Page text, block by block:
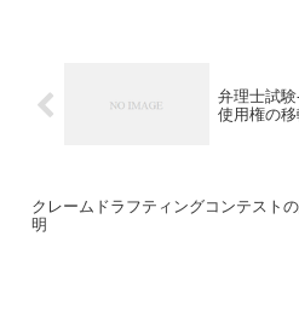
弁理士試
使用権の
クレームドラフティングコンテスト
明